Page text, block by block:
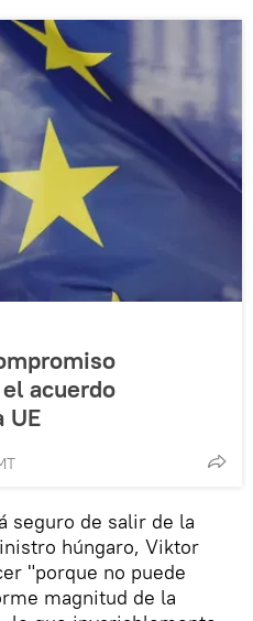
acuerdo
UE
seguro de salir de la
húngaro, Viktor
"porque no puede
magnitud de la